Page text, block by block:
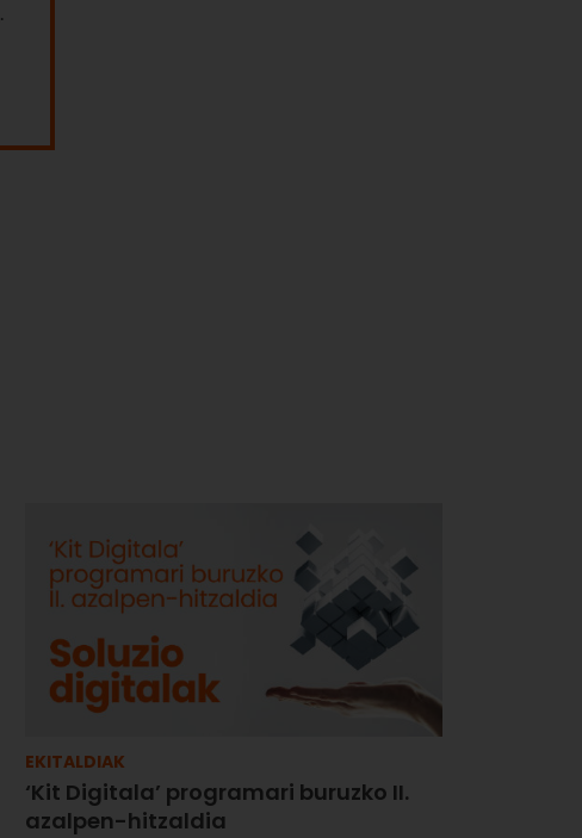
.
EKITALDIAK
‘Kit Digitala’ programari buruzko II.
azalpen-hitzaldia